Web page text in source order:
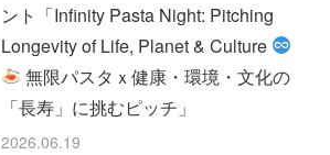
ント「Infinity Pasta Night: Pitching
Longevity of Life, Planet & Culture
無限パスタｘ健康・環境・文化の
「長寿」に挑むピッチ」
2026.06.19